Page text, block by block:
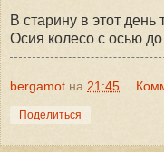
В старину в этот
Осия колесо с осью
bergamot на 21:45
Поделиться